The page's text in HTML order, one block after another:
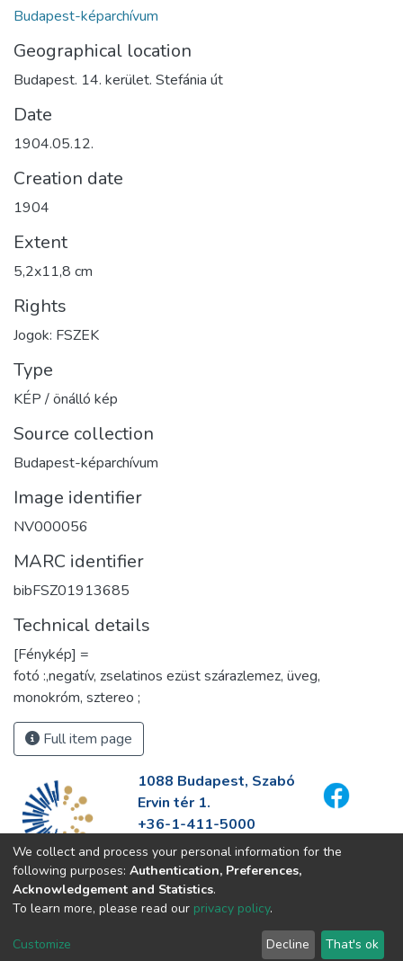
Budapest-képarchívum
Geographical location
Budapest. 14. kerület. Stefánia út
Date
1904.05.12.
Creation date
1904
Extent
5,2x11,8 cm
Rights
Jogok: FSZEK
Type
KÉP / önálló kép
Source collection
Budapest-képarchívum
Image identifier
NV000056
MARC identifier
bibFSZ01913685
Technical details
[Fénykép] =
fotó :,negatív, zselatinos ezüst szárazlemez, üveg,
monokróm, sztereo ;
Full item page
1088 Budapest, Szabó
Ervin tér 1.
+36-1-411-5000
info@fszek.hu
https://fszek.hu
We collect and process your personal information for the
following purposes: Authentication, Preferences,
Acknowledgement and Statistics.
To learn more, please read our privacy policy.
Customize Decline That's ok